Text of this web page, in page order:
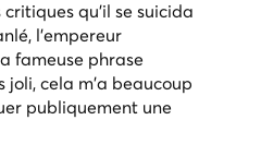
qu'il se suicida
l'empereur
fameuse phrase
cela m'a beaucoup
publiquement une